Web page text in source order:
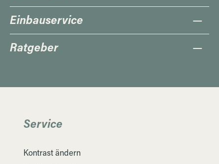
Einbauservice
Ratgeber
Service
Kontrast ändern